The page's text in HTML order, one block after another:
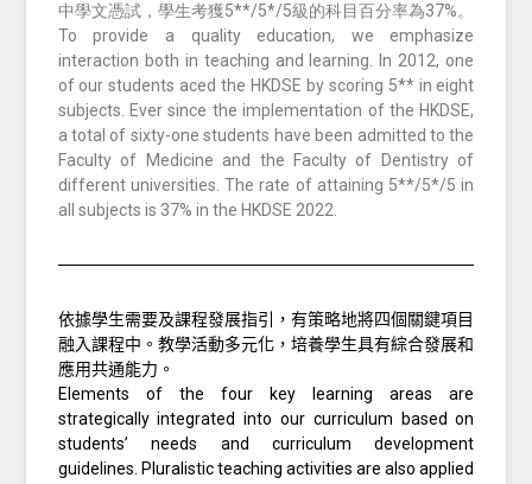
中學文憑試，學生考獲5**/5*/5級的科目百分率為37%。
To provide a quality education, we emphasize
interaction both in teaching and learning. In 2012, one
of our students aced the HKDSE by scoring 5** in eight
subjects. Ever since the implementation of the HKDSE,
a total of sixty-one students have been admitted to the
Faculty of Medicine and the Faculty of Dentistry of
different universities. The rate of attaining 5**/5*/5 in
all subjects is 37% in the HKDSE 2022.
依據學生需要及課程發展指引，有策略地將四個關鍵項目
融入課程中。教學活動多元化，培養學生具有綜合發展和
應用共通能力。
Elements of the four key learning areas are
strategically integrated into our curriculum based on
students’ needs and curriculum development
guidelines. Pluralistic teaching activities are also applied